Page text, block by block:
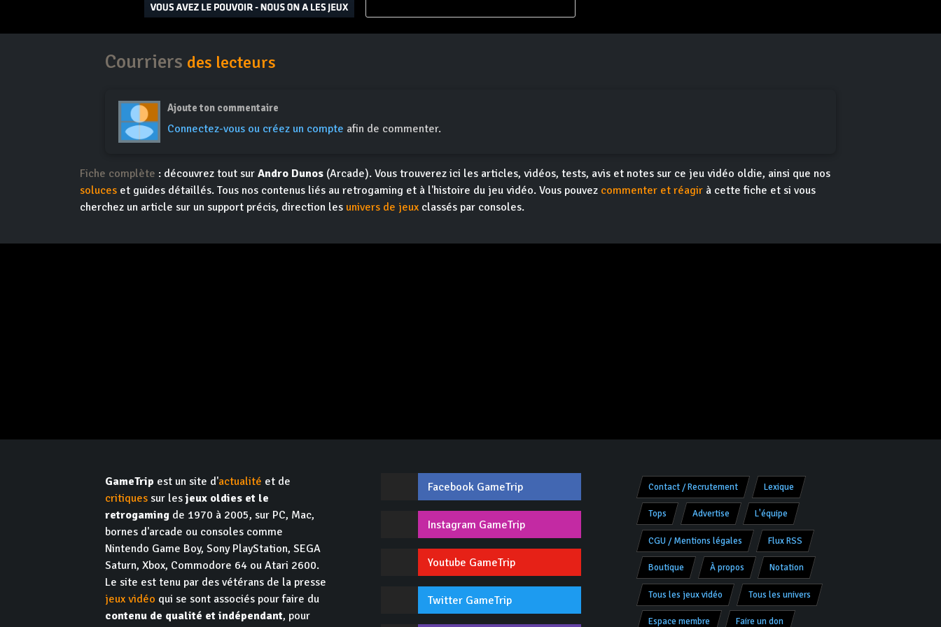
Courriers des lecteurs
Ajoute ton commentaire
Connectez-vous ou créez un compte afin de commenter.
Fiche complète : découvrez tout sur Andro Dunos (Arcade). Vous trouverez ici les articles, vidéos, tests, avis et notes sur ce jeu vidéo oldie, ainsi que nos
soluces et guides détaillés. Tous nos contenus liés au retrogaming et à l'histoire du jeu vidéo. Vous pouvez commenter et réagir à cette fiche et si vous
cherchez un article sur un support précis, direction les univers de jeux classés par consoles.
GameTrip est un site d'actualité et de
critiques sur lesjeux oldies et le
retrogaming de 1970 à 2005, sur PC, Mac,
bornes d'arcade ou consoles comme
Nintendo Game Boy, Sony PlayStation, SEGA
Saturn, Xbox, Commodore 64 ou Atari 2600.
Le site est tenu par des vétérans de la presse
jeux vidéo qui se sont associés pour faire du
contenu de qualité et indépendant, pour
Facebook GameTrip
Instagram GameTrip
Youtube GameTrip
Twitter GameTrip
Contact / Recrutement Lexique
Tops Advertise L'équipe
CGU / Mentions légales Flux RSS
Boutique À propos Notation
Tous les jeux vidéo Tous les univers
Espace membre Faire un don